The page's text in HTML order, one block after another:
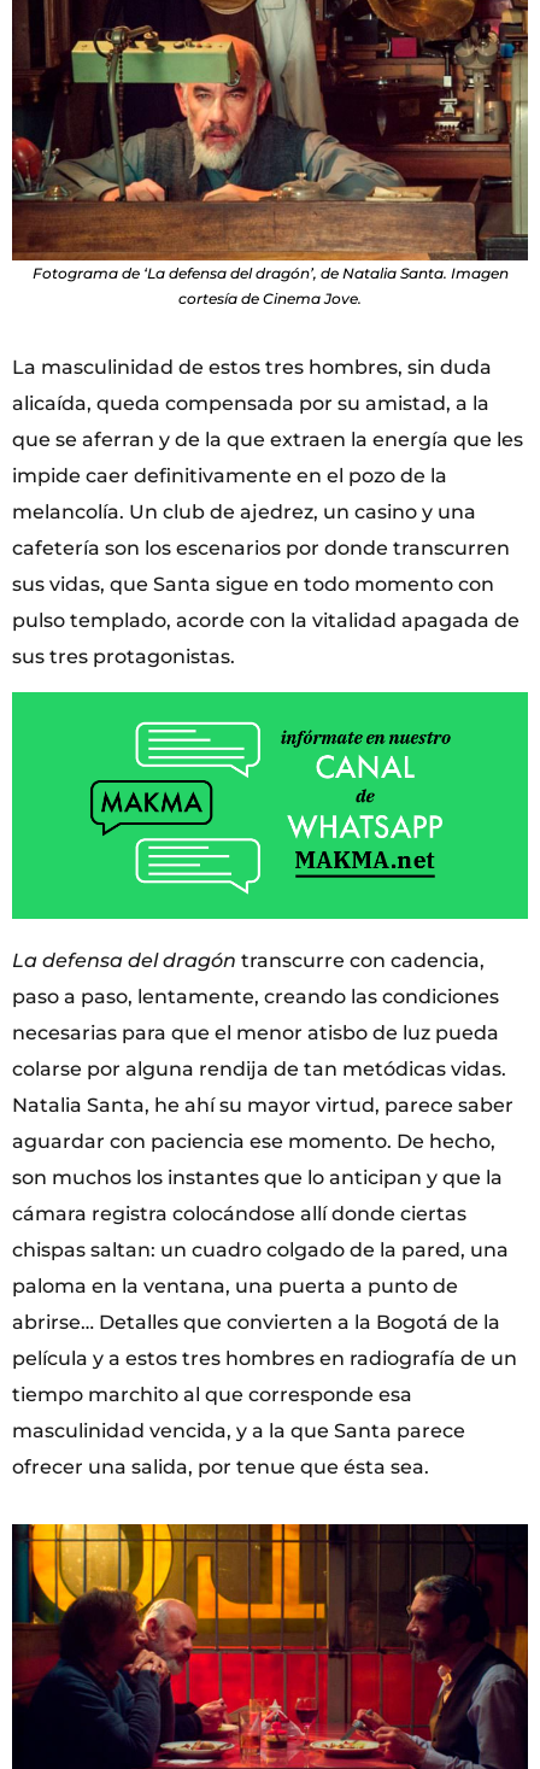
Fotograma de ‘La defensa del dragón’, de Natalia Santa. Imagen
cortesía de Cinema Jove.
La masculinidad de estos tres hombres, sin duda
alicaída, queda compensada por su amistad, a la
que se aferran y de la que extraen la energía que les
impide caer definitivamente en el pozo de la
melancolía. Un club de ajedrez, un casino y una
cafetería son los escenarios por donde transcurren
sus vidas, que Santa sigue en todo momento con
pulso templado, acorde con la vitalidad apagada de
sus tres protagonistas.
La defensa del dragón transcurre con cadencia,
paso a paso, lentamente, creando las condiciones
necesarias para que el menor atisbo de luz pueda
colarse por alguna rendija de tan metódicas vidas.
Natalia Santa, he ahí su mayor virtud, parece saber
aguardar con paciencia ese momento. De hecho,
son muchos los instantes que lo anticipan y que la
cámara registra colocándose allí donde ciertas
chispas saltan: un cuadro colgado de la pared, una
paloma en la ventana, una puerta a punto de
abrirse… Detalles que convierten a la Bogotá de la
película y a estos tres hombres en radiografía de un
tiempo marchito al que corresponde esa
masculinidad vencida, y a la que Santa parece
ofrecer una salida, por tenue que ésta sea.